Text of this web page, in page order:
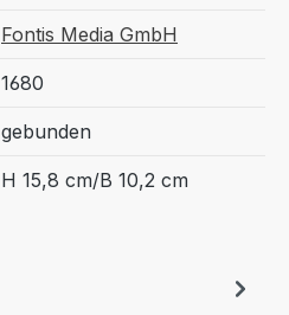
Fontis Media GmbH
1680
gebunden
H 15,8 cm/B 10,2 cm